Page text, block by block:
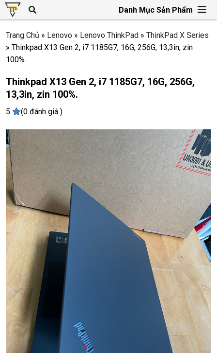
Danh Mục Sản Phẩm
Trang Chủ » Lenovo » Lenovo ThinkPad » ThinkPad X Series
» Thinkpad X13 Gen 2, i7 1185G7, 16G, 256G, 13,3in, zin
100%.
Thinkpad X13 Gen 2, i7 1185G7, 16G, 256G,
13,3in, zin 100%.
5 (0 đánh giá )